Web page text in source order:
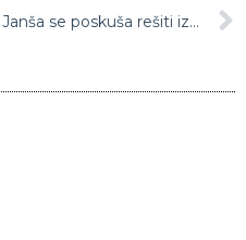
Janša se poskuša rešiti iz jame, ki si jo je sam skopal